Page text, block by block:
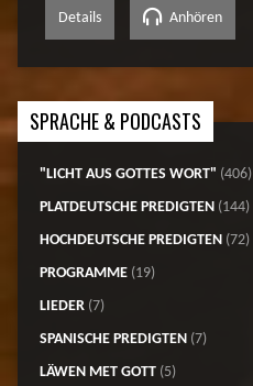
Details Anhören
SPRACHE & PODCASTS
"LICHT AUS GOTTES WORT" (406)
PLATDEUTSCHE PREDIGTEN(144)
HOCHDEUTSCHE PREDIGTEN(72)
PROGRAMME(19)
LIEDER(7)
SPANISCHE PREDIGTEN(7)
LÄWEN MET GOTT(5)